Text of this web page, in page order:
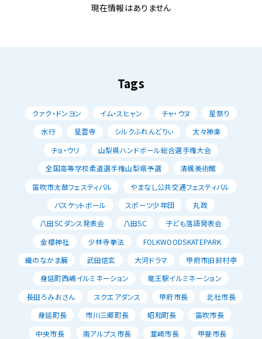
現在情報はありません
Tags
クァク・ドンヨン イム・スヒャン チャ・ウヌ
星祭り
水行
星雲寺 シルクふれんどりぃ
太々神楽
チョ・ウリ
山梨県ハンドボール総合選手権大会
全国高等学校柔道選手権山梨県予選
清楓美術館
笛吹市太鼓フェスティバル
やまなし公共交通フェスティバル
バスケットボール
スポーツ少年団
丸政
八田SCダンス発表会
八田SC
子ども落語発表会
金櫻神社
少林寺拳法
FOLKWOODSKATEPARK
織のなかま展
武田信玄 大河ドラマ
甲府市旧鈴村亭
身延町西嶋イルミネーション
竜王駅イルミネーション
長田ろみおさん
スクエアダンス 甲府市長
北杜市長
身延町長
市川三郷町長 昭和町長
笛吹市長
中央市長
南アルプス市長 韮崎市長
甲斐市長